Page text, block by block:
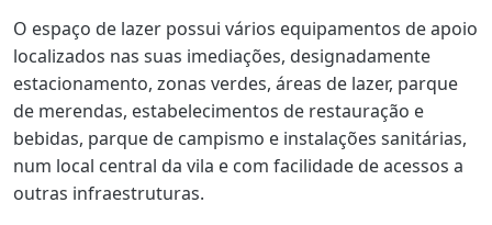
O espaço de lazer possui vários equipamentos de apoio
localizados nas suas imediações, designadamente
estacionamento, zonas verdes, áreas de lazer, parque
de merendas, estabelecimentos de restauração e
bebidas, parque de campismo e instalações sanitárias,
num local central da vila e com facilidade de acessos a
outras infraestruturas.